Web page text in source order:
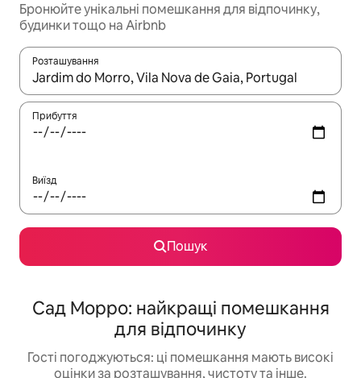
Бронюйте унікальні помешкання для відпочинку,
будинки тощо на Airbnb
Розташування
Отримавши результати пошуку, використовуйте для
Прибуття
Виїзд
Пошук
Сад Морро: найкращі помешкання
для відпочинку
Гості погоджуються: ці помешкання мають високі
оцінки за розташування, чистоту та інше.